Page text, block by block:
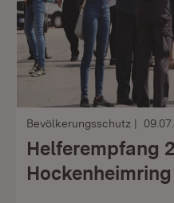
Bevölkerungsschutz
Helferempfang
Hockenheimring